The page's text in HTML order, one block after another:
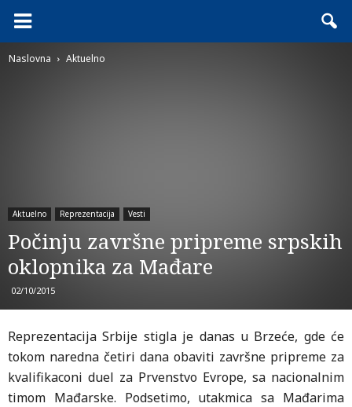
Naslovna Aktuelno
Aktuelno Reprezentacija Vesti
Počinju završne pripreme srpskih
oklopnika za Mađare
02/10/2015
Reprezentacija Srbije stigla je danas u Brzeće, gde će
tokom naredna četiri dana obaviti završne pripreme za
kvalifikaconi duel za Prvenstvo Evrope, sa nacionalnim
timom Mađarske. Podsetimo, utakmica sa Mađarima